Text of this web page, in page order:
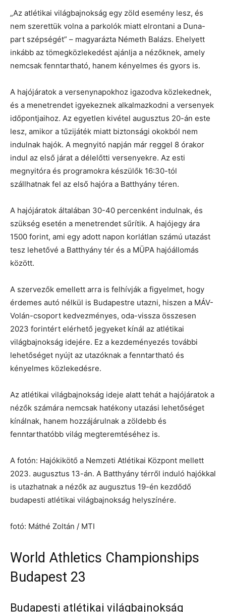
„Az atlétikai világbajnokság egy zöld esemény lesz, és
nem szerettük volna a parkolók miatt elrontani a Duna-
part szépségét” – magyarázta Németh Balázs. Ehelyett
inkább az tömegközlekedést ajánlja a nézőknek, amely
nemcsak fenntartható, hanem kényelmes és gyors is.
A hajójáratok a versenynapokhoz igazodva közlekednek,
és a menetrendet igyekeznek alkalmazkodni a versenyek
időpontjaihoz. Az egyetlen kivétel augusztus 20-án este
lesz, amikor a tűzijáték miatt biztonsági okokból nem
indulnak hajók. A megnyitó napján már reggel 8 órakor
indul az első járat a délelőtti versenyekre. Az esti
megnyitóra és programokra készülők 16:30-tól
szállhatnak fel az első hajóra a Batthyány téren.
A hajójáratok általában 30-40 percenként indulnak, és
szükség esetén a menetrendet sűrítik. A hajójegy ára
1500 forint, ami egy adott napon korlátlan számú utazást
tesz lehetővé a Batthyány tér és a MÜPA hajóállomás
között.
A szervezők emellett arra is felhívják a figyelmet, hogy
érdemes autó nélkül is Budapestre utazni, hiszen a MÁV-
Volán-csoport kedvezményes, oda-vissza összesen
2023 forintért elérhető jegyeket kínál az atlétikai
világbajnokság idejére. Ez a kezdeményezés további
lehetőséget nyújt az utazóknak a fenntartható és
kényelmes közlekedésre.
Az atlétikai világbajnokság ideje alatt tehát a hajójáratok a
nézők számára nemcsak hatékony utazási lehetőséget
kínálnak, hanem hozzájárulnak a zöldebb és
fenntarthatóbb világ megteremtéséhez is.
A fotón: Hajókikötő a Nemzeti Atlétikai Központ mellett
2023. augusztus 13-án. A Batthyány térről induló hajókkal
is utazhatnak a nézők az augusztus 19-én kezdődő
budapesti atlétikai világbajnokság helyszínére.
fotó: Máthé Zoltán / MTI
World Athletics Championships
Budapest 23
Budapesti atlétikai világbajnokság